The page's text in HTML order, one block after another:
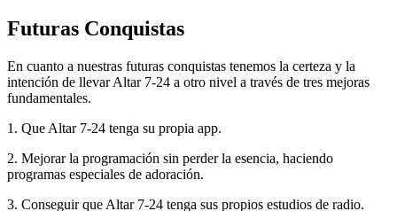
Futuras Conquistas
En cuanto a nuestras futuras conquistas tenemos la certeza y la
intención de llevar Altar 7-24 a otro nivel a través de tres mejoras
fundamentales.
1. Que Altar 7-24 tenga su propia app.
2. Mejorar la programación sin perder la esencia, haciendo
programas especiales de adoración.
3. Conseguir que Altar 7-24 tenga sus propios estudios de radio.